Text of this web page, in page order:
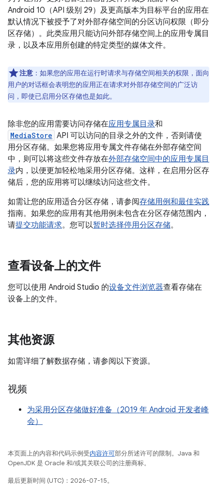
Android 10（API 级别 29）及更高版本为目标平台的应用在
默认情况下被授予了对外部存储空间的分区访问权限（即分
区存储）。此类应用只能访问外部存储空间上的应用专属目
录，以及本应用所创建的特定类型的媒体文件。
注意 ：如果您的应用在运行时请求与存储空间相关的权限，面向
用户的对话框会表明您的应用正在请求对外部存储空间的广泛访
问，即使已启用分区存储也是如此。
除非您的应用需要访问存储在应用专属目录和
MediaStore API 可以访问的目录之外的文件，否则请使
用分区存储。如果您将应用专属文件存储在外部存储空间
中，则可以将这些文件存放在外部存储空间中的应用专属目
录内，以便更加轻松地采用分区存储。这样，在启用分区存
储后，您的应用将可以继续访问这些文件。
如需让您的应用适合分区存储，请参阅存储用例和最佳实践
指南。如果您的应用有其他用例未包含在分区存储范围内，
请提交功能请求。您可以暂时选择停用分区存储。
查看设备上的文件
您可以使用 Android Studio 的设备文件浏览器查看存储在
设备上的文件。
其他资源
如需详细了解数据存储，请参阅以下资源。
视频
为采用分区存储做好准备（2019 年 Android 开发者峰
会）
本页面上的内容和代码示例受内容许可部分所述许可的限制。Java 和
OpenJDK 是 Oracle 和/或其关联公司的注册商标。
最后更新时间 (UTC)：2026-07-15。